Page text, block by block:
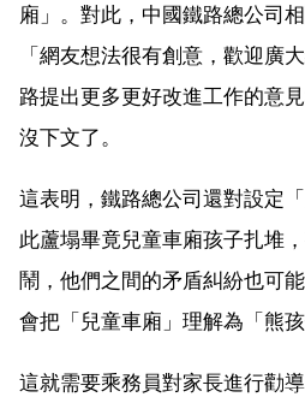
廂」。對此，中國鐵路總公司
「網友想法很有創意，歡迎廣
路提出更多更好改進工作的意
沒下文了。
這表明，鐵路總公司還對設定
此蘆塌畢竟兒童車廂孩子扎堆
鬧，他們之間的矛盾糾紛也可
會把「兒童車廂」理解為「熊孩
這就需要乘務員對家長進行勸